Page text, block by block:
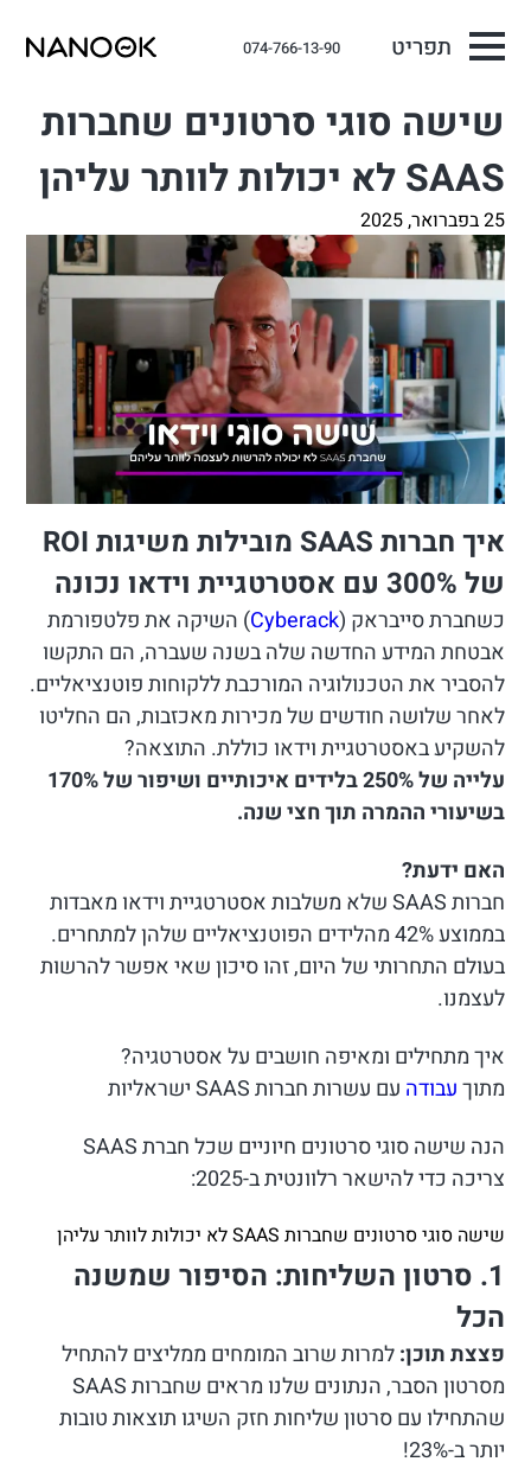
תפריט 074-766-13-90
שישה סוגי סרטונים שחברות
SAAS לא יכולות לוותר עליהן
25 בפברואר, 2025
איך חברות SAAS מובילות משיגות ROI
של 300% עם אסטרטגיית וידאו נכונה
כשחברת סייבראק (Cyberack) השיקה את פלטפורמת
אבטחת המידע החדשה שלה בשנה שעברה, הם התקשו
להסביר את הטכנולוגיה המורכבת ללקוחות פוטנציאליים.
לאחר שלושה חודשים של מכירות מאכזבות, הם החליטו
להשקיע באסטרטגיית וידאו כוללת. התוצאה?
עלייה של 250% בלידים איכותיים ושיפור של 170%
בשיעורי ההמרה תוך חצי שנה.
האם ידעת?
חברות SAAS שלא משלבות אסטרטגיית וידאו מאבדות
בממוצע 42% מהלידים הפוטנציאליים שלהן למתחרים.
בעולם התחרותי של היום, זהו סיכון שאי אפשר להרשות
לעצמנו.
איך מתחילים ומאיפה חושבים על אסטרטגיה?
מתוךעבודה עם עשרות חברות SAAS ישראליות
הנה שישה סוגי סרטונים חיוניים שכל חברת SAAS
צריכה כדי להישאר רלוונטית ב-2025:
שישה סוגי סרטונים שחברות SAAS לא יכולות לוותר עליהן
1. סרטון השליחות: הסיפור שמשנה
הכל
פצצת תוכן:למרות שרוב המומחים ממליצים להתחיל
מסרטון הסבר, הנתונים שלנו מראים שחברות SAAS
שהתחילו עם סרטון שליחות חזק השיגו תוצאות טובות
יותר ב-23%!